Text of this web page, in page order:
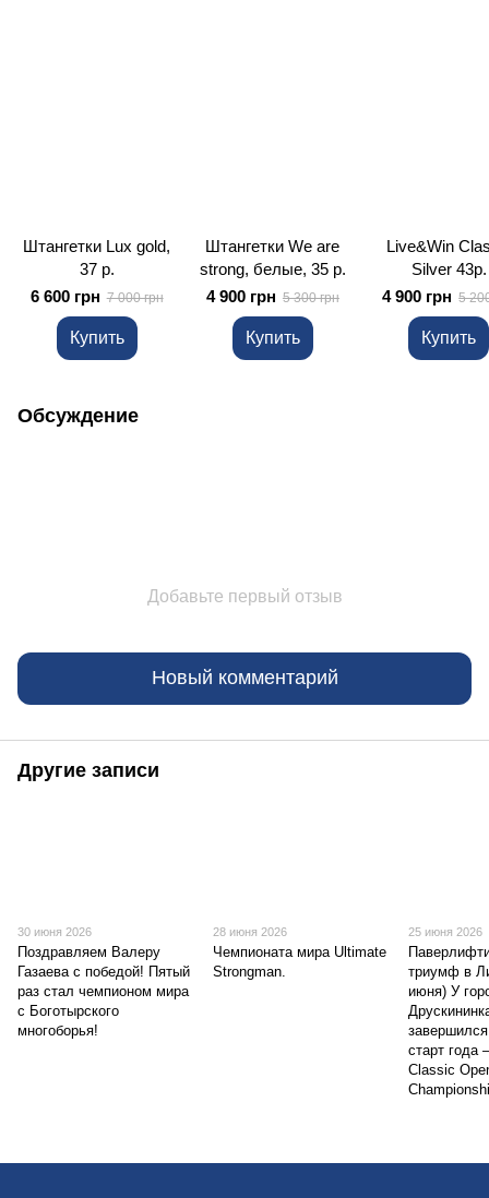
Штангетки Lux gold,
37 р.
6 600 грн 7 000 грн
Купить
Штангетки We are
strong, белые, 35 р.
4 900 грн 5 300 грн
Купить
Live&Win
Silver 43р.
4 900 грн 5
Купить
Обсуждение
Добавьте первый отзыв
Новый комментарий
Другие записи
30 июня 2026
Поздравляем Валеру
Газаева с победой! Пятый
раз стал чемпионом мира
с Боготырского
многоборья!
28 июня 2026
Чемпионата мира Ultimate
Strongman.
25 июня 2026
триумф в
июня) У
старт года
Classic